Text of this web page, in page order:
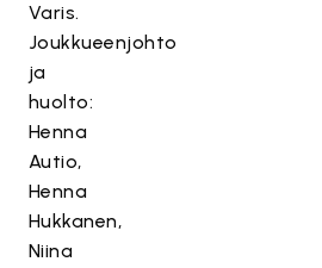
Varis.
Joukkueenjohto
ja
huolto:
Henna
Autio,
Henna
Hukkanen,
Niina